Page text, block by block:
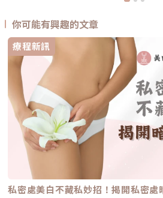
你可能有興趣的文章
療程新訊
私密處美白不藏私妙招！揭開私密處